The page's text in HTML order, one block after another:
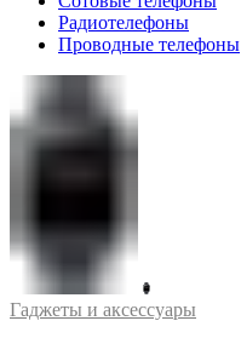
Радиотелефоны
Проводные телефоны
Гаджеты и аксессуары